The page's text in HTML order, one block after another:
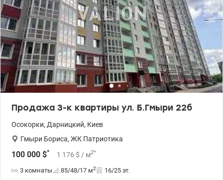
Продажа 3-к квартиры ул. Б.Гмыри 22б
Осокорки, Дарницкий, Киев
Гмыри Бориса, ЖК Патриотика
100 000 $* 1 176 $ / м2*
3 комнаты 85/48/17 м2 16/25 эт.